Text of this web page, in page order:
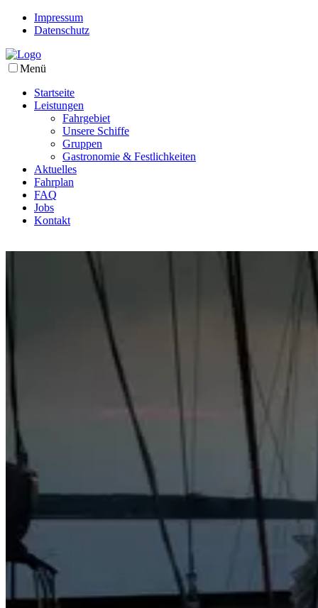
Impressum
Datenschutz
Menü
Startseite
Leistungen
Fahrgebiet
Unsere Schiffe
Gruppen
Gastronomie & Festlichkeiten
Aktuelles
Fahrplan
FAQ
Jobs
Kontakt